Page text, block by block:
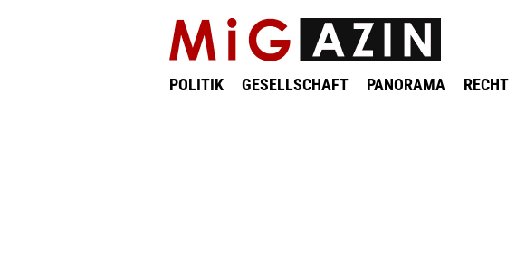
POLITIK GESELLSCHAFT PANORAMA RECHT